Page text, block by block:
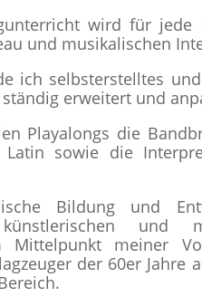
wird für
und musikalischen
ich selbsterstelltes
erweitert und
Playalongs die
Latin sowie die
Bildung und
und
Mittelpunkt meiner
der 60er Jahre